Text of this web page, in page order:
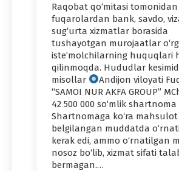
Raqobat qo‘mitasi tomonidan
fuqarolardan bank, savdo,
sug‘urta xizmatlar borasida
tushayotgan murojaatlar
iste’molchilarning huquqlari
qilinmoqda. Hududlar
misollar
Andijon viloyati
“SAMOI NUR AKFA GROUP”
42 500 000 so‘mlik
Shartnomaga ko‘ra mahsulot
belgilangan muddatda
kerak edi, ammo o‘rnatilgan
nosoz bo‘lib, xizmat sifati
bermagan.…